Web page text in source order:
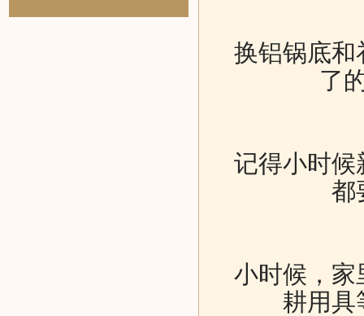
换铝锅底和
了
记得小时候
都
小时候，家
耕用具